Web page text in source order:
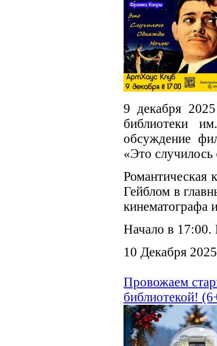
9 декабря
библиотеки
обсуждение
«Это
Романтическая
Гейблом в
кинематографа
Начало в
10 Декабря
Провожаем
библиотекой!